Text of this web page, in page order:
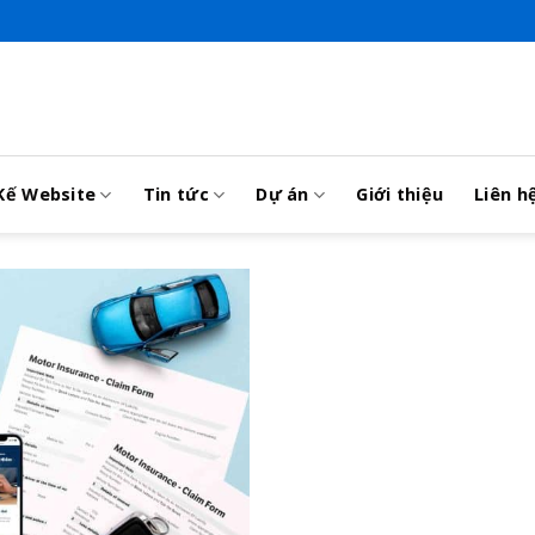
Website Tin tức Dự án Giới thiệu Liên